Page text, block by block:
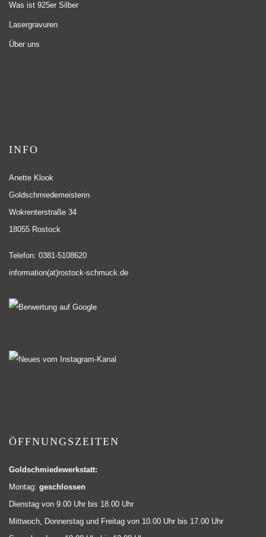
Was ist 925er Silber
Lasergravuren
Über uns
INFO
Anette Klook
Goldschmiedemeisterin
Wokrenterstraße 34
18055 Rostock
Telefon: 0381-5108620
information(at)rostock-schmuck.de
ÖFFNUNGSZEITEN
Goldschmiedewerkstatt:
Montag: geschlossen
Dienstag von 9.00 Uhr bis 18.00 Uhr
Mittwoch, Donnerstag und Freitag von 10.00 Uhr bis 17.00 Uhr